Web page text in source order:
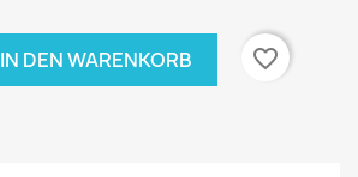
IN DEN WARENKORB
favorite_border